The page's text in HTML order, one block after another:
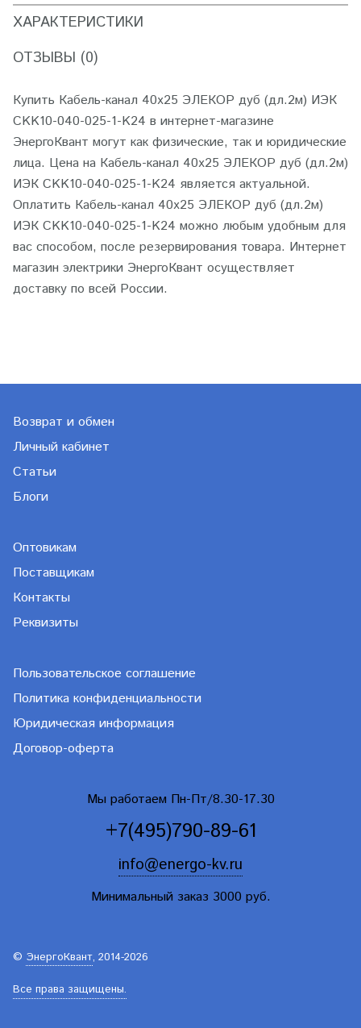
ХАРАКТЕРИСТИКИ
ОТЗЫВЫ (0)
Купить Кабель-канал 40х25 ЭЛЕКОР дуб (дл.2м) ИЭК
CKK10-040-025-1-K24 в интернет-магазине
ЭнергоКвант могут как физические, так и юридические
лица. Цена на Кабель-канал 40х25 ЭЛЕКОР дуб (дл.2м)
ИЭК CKK10-040-025-1-K24 является актуальной.
Оплатить Кабель-канал 40х25 ЭЛЕКОР дуб (дл.2м)
ИЭК CKK10-040-025-1-K24 можно любым удобным для
вас способом, после резервирования товара. Интернет
магазин электрики ЭнергоКвант осуществляет
доставку по всей России.
Возврат и обмен
Личный кабинет
Статьи
Блоги
Оптовикам
Поставщикам
Контакты
Реквизиты
Пользовательское соглашение
Политика конфиденциальности
Юридическая информация
Договор-оферта
Мы работаем Пн-Пт/8.30-17.30
+7(495)790-89-61
info@energo-kv.ru
Минимальный заказ 3000 руб.
© ЭнергоКвант, 2014-2026
Все права защищены.